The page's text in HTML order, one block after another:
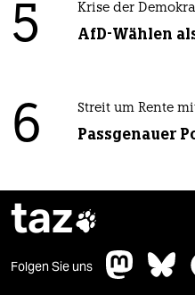
5 Krise der
AfD-Wählen
6 Streit um Rente
Passgenauer
taz
Folgen Sie uns